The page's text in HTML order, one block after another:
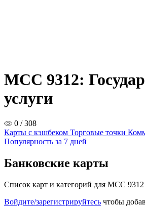
MCC 9312:
услуги
0 / 308
Карты с кэшбеком Торговые точки
Популярность за 7 дней
Банковские карты
Список карт и категорий для MCC 9312
Войдите/зарегистрируйтесь чтобы